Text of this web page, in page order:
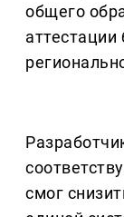
общего
аттестации
смог